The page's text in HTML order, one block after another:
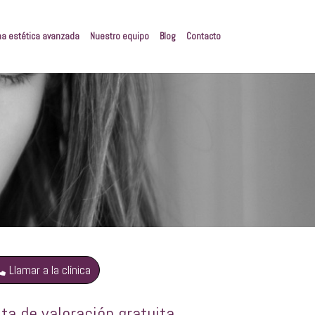
estética avanzada Nuestro equipo Blog Contacto
Llamar a la clínica